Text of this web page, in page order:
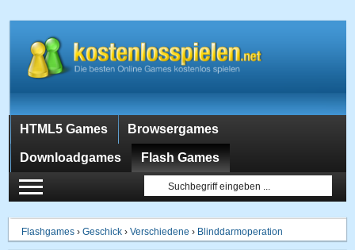
HTML5 Games Browsergames
Downloadgames Flash Games
Flashgames ›Geschick ›Verschiedene › Blinddarmoperation